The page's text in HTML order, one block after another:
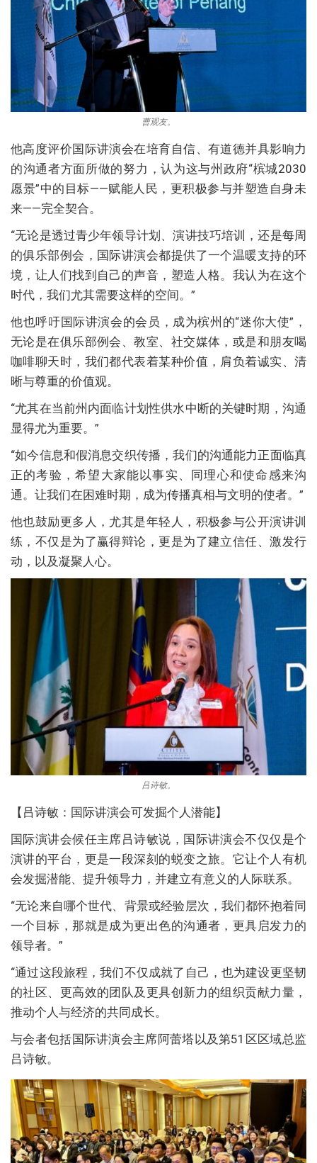
曹观友。
他高度评价国际讲演会在培育自信、有道德并具影响力
的沟通者方面所做的努力，认为这与州政府“槟城2030
愿景”中的目标——赋能人民，更积极参与并塑造自身未
来——完全契合。
“无论是透过青少年领导计划、演讲技巧培训，还是每周
的俱乐部例会，国际讲演会都提供了一个温暖支持的环
境，让人们找到自己的声音，塑造人格。我认为在这个
时代，我们尤其需要这样的空间。”
他也呼吁国际讲演会的会员，成为槟州的“迷你大使”，
无论是在俱乐部例会、教室、社交媒体，或是和朋友喝
咖啡聊天时，我们都代表着某种价值，肩负着诚实、清
晰与尊重的价值观。
“尤其在当前州内面临计划性供水中断的关键时期，沟通
显得尤为重要。”
“如今信息和假消息交织传播，我们的沟通能力正面临真
正的考验，希望大家能以事实、同理心和使命感来沟
通。让我们在困难时期，成为传播真相与文明的使者。”
他也鼓励更多人，尤其是年轻人，积极参与公开演讲训
练，不仅是为了赢得辩论，更是为了建立信任、激发行
动，以及凝聚人心。
吕诗敏。
【吕诗敏：国际讲演会可发掘个人潜能】
国际演讲会候任主席吕诗敏说，国际讲演会不仅仅是个
演讲的平台，更是一段深刻的蜕变之旅。它让个人有机
会发掘潜能、提升领导力，并建立有意义的人际联系。
“无论来自哪个世代、背景或经验层次，我们都怀抱着同
一个目标，那就是成为更出色的沟通者，更具启发力的
领导者。”
“通过这段旅程，我们不仅成就了自己，也为建设更坚韧
的社区、更高效的团队及更具创新力的组织贡献力量，
推动个人与经济的共同成长。
与会者包括国际讲演会主席阿蕾塔以及第51区区域总监
吕诗敏。